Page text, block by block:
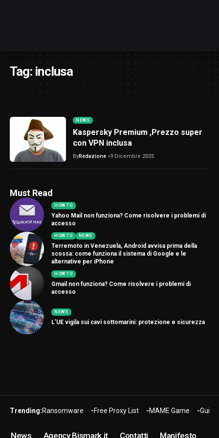
Tag:inclusa
NEWS
Kaspersky Premium ,Prezzo super
con VPN inclusa
ByRedazione 9 Dicembre 2025
Must Read
HOW TO
Yahoo Mail non funziona? Come risolvere i problemi di
accesso
HOW TO NEWS
Terremoto in Venezuela, Android avvisa prima della
scossa: come funziona il sistema di Google e le
alternative per iPhone
HOW TO
Gmail non funziona? Come risolvere i problemi di
accesso
NEWS
L’UE vigila sui cavi sottomarini: protezione e sicurezza
Trending:Ransomware Free Proxy List MAME Game Guide
News Agency Bismark.it Contatti Manifesto